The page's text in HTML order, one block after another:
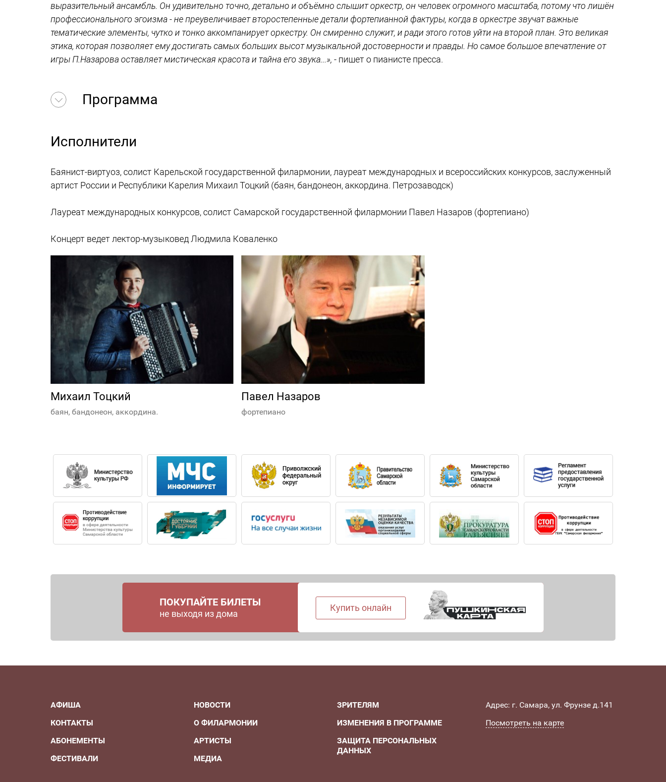
выразительный ансамбль. Он удивительно точно, детально и объёмно слышит оркестр, он человек огромного масштаба, потому что лишён
профессионального эгоизма - не преувеличивает второстепенные детали фортепианной фактуры, когда в оркестре звучат важные
тематические элементы, чутко и тонко аккомпанирует оркестру. Он смиренно служит, и ради этого готов уйти на второй план. Это великая
этика, которая позволяет ему достигать самых больших высот музыкальной достоверности и правды. Но самое большое впечатление от
игры П.Назарова оставляет мистическая красота и тайна его звука...», - пишет о пианисте пресса.
Программа
Исполнители
Баянист-виртуоз, солист Карельской государственной филармонии, лауреат международных и всероссийских конкурсов, заслуженный
артист России и Республики Карелия Михаил Тоцкий (баян, бандонеон, аккордина. Петрозаводск)
Лауреат международных конкурсов, солист Самарской государственной филармонии Павел Назаров (фортепиано)
Концерт ведет лектор-музыковед Людмила Коваленко
Михаил Тоцкий
баян, бандонеон, аккордина.
Павел Назаров
фортепиано
ПОКУПАЙТЕ БИЛЕТЫ
не выходя из дома
Купить онлайн
АФИША
КОНТАКТЫ
АБОНЕМЕНТЫ
ФЕСТИВАЛИ
НОВОСТИ
О ФИЛАРМОНИИ
АРТИСТЫ
МЕДИА
ЗРИТЕЛЯМ
ИЗМЕНЕНИЯ В ПРОГРАММЕ
ЗАЩИТА ПЕРСОНАЛЬНЫХ
ДАННЫХ
Адрес: г. Самара, ул. Фрунзе д.141
Посмотреть на карте